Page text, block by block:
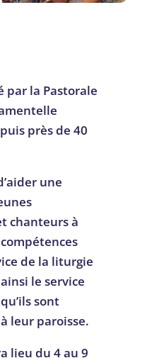
par la Pastorale
près de 40
une
chanteurs à
de la liturgie
le service
sont
leur paroisse.
lieu du 4 au 9